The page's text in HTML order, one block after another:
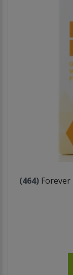
(464) Forever